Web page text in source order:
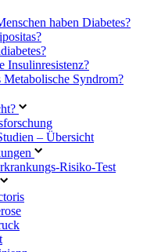
haben Diabetes?
Insulinresistenz?
Metabolische Syndrom?
– Übersicht
Risiko-Test